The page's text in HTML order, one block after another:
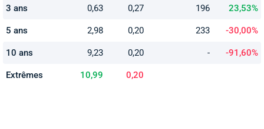
3 ans 0,63 0,27 196 23,53%
5 ans 2,98 0,20 233 -30,00%
10 ans 9,23 0,20 - -91,60%
Extrêmes 10,99 0,20